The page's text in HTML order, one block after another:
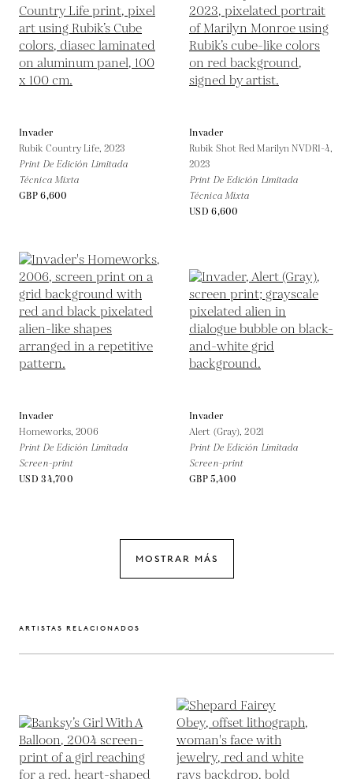
Invader
Rubik Country Life, 2023
Print De Edición Limitada
Técnica Mixta
GBP 6,600
Invader
Rubik Shot Red Marilyn NVDR1-4,
2023
Print De Edición Limitada
Técnica Mixta
USD 6,600
Invader
Homeworks,2006
Print De Edición Limitada
Screen-print
USD 34,700
Invader
Alert (Gray),2021
Print De Edición Limitada
Screen-print
GBP 5,400
MOSTRAR MÁS
ARTISTAS RELACIONADOS